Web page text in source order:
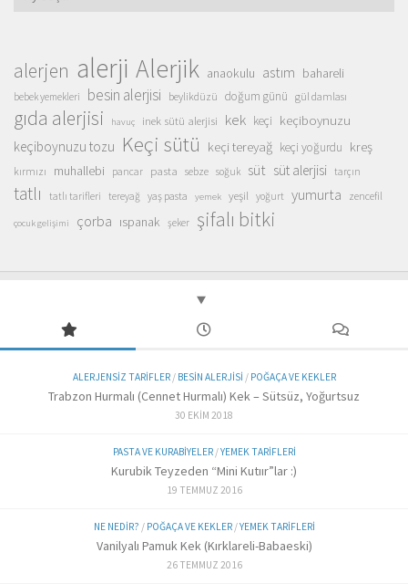
alerjen alerji Alerjik anaokulu astım bahareli
bebek yemekleri besin alerjisi beylikdüzü doğum günü gül damlası
gıda alerjisi havuç inek sütü alerjisi kek keçi keçiboynuzu
keçiboynuzu tozu Keçi sütü keçi tereyağ keçi yoğurdu kreş
kırmızı muhallebi pancar pasta sebze soğuk süt süt alerjisi tarçın
tatlı tatlı tarifleri tereyağ yaş pasta yemek yeşil yoğurt yumurta zencefil
çocuk gelişimi çorba ıspanak şeker şifalı bitki
ALERJENSIZ TARIFLER/ BESIN ALERJISI / POĞAÇA VE KEKLER
Trabzon Hurmalı (Cennet Hurmalı) Kek – Sütsüz, Yoğurtsuz
30 EKIM 2018
PASTA VE KURABIYELER/YEMEK TARIFLERI
Kurubik Teyzeden “Mini Kutıır”lar :)
19 TEMMUZ 2016
NE NEDIR? / POĞAÇA VE KEKLER/YEMEK TARIFLERI
Vanilyalı Pamuk Kek (Kırklareli-Babaeski)
26 TEMMUZ 2016